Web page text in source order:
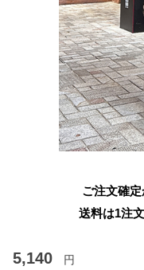
ご注文確
送料は1注
5,140 円